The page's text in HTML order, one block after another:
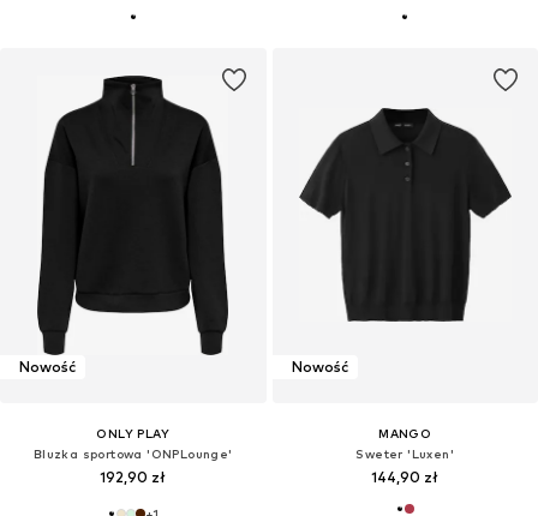
Nowość
ONLY PLAY
Bluzka sportowa 'ONPLounge'
192,90 zł
Nowość
MANGO
Sweter 'Luxen'
144,90 zł